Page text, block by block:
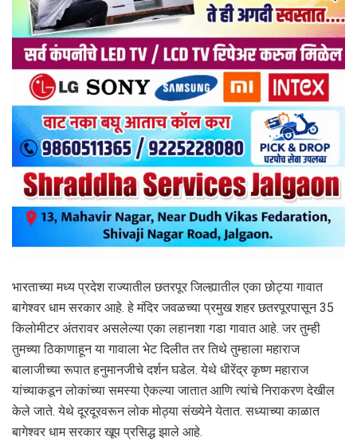
भारताच्या मध्य प्रदेश राज्यातील छतरपूर जिल्ह्यातील एका छोट्या गावात
बागेश्वर धाम सरकार आहे. हे मंदिर जवळच्या प्रमुख शहर छतरपूरपासून 35
किलोमीटर अंतरावर असलेल्या एका लहानशा गडा गावात आहे. जर तुम्ही
तुमच्या ठिकाणाहून या गावाला भेट दिलीत तर तिथे तुम्हाला महाराज
बालाजीच्या रूपात हनुमानजीचे दर्शन घडेल. येथे धीरेंद्र कृष्ण महाराज
यांच्याकडून लोकांच्या समस्या ऐकल्या जातात आणि त्यांचे निराकरण देखील
केले जाते. येथे दूरदूरवरून लोक मोठ्या संख्येने येतात. सध्याच्या काळात
बागेश्वर धाम सरकार खूप प्रसिद्ध झाले आहे.